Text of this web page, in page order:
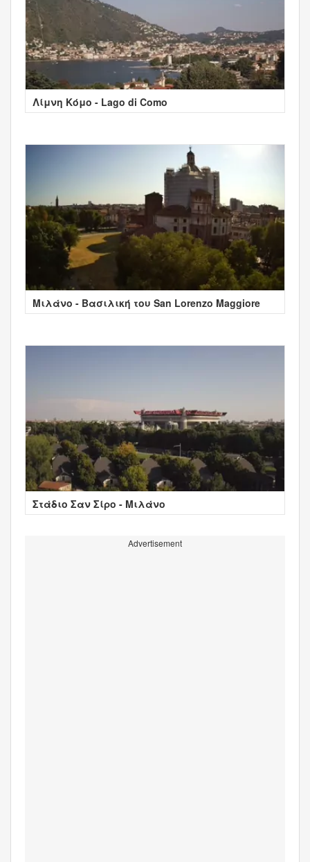
Λίμνη Κόμο - Lago di Como
Μιλάνο - Βασιλική του San Lorenzo Maggiore
Στάδιο Σαν Σίρο - Μιλάνο
Advertisement